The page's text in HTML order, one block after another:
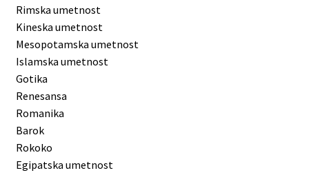
Rimska umetnost
Kineska umetnost
Mesopotamska umetnost
Islamska umetnost
Gotika
Renesansa
Romanika
Barok
Rokoko
Egipatska umetnost